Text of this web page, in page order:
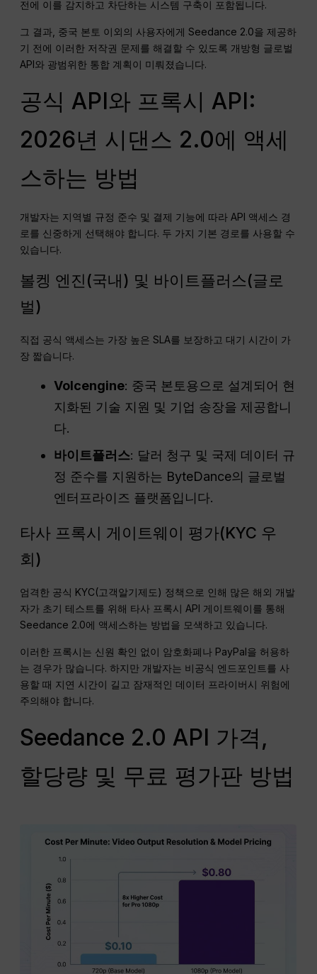
전에 이를 감지하고 차단하는 시스템 구축이 포함됩니다.
그 결과, 중국 본토 이외의 사용자에게 Seedance 2.0을 제공하
기 전에 이러한 저작권 문제를 해결할 수 있도록 개방형 글로벌
API와 광범위한 통합 계획이 미뤄졌습니다.
공식 API와 프록시 API:
2026년 시댄스 2.0에 액세
스하는 방법
개발자는 지역별 규정 준수 및 결제 기능에 따라 API 액세스 경
로를 신중하게 선택해야 합니다. 두 가지 기본 경로를 사용할 수
있습니다.
볼켕 엔진(국내) 및 바이트플러스(글로
벌)
직접 공식 액세스는 가장 높은 SLA를 보장하고 대기 시간이 가
장 짧습니다.
Volcengine: 중국 본토용으로 설계되어 현
지화된 기술 지원 및 기업 송장을 제공합니
다.
바이트플러스: 달러 청구 및 국제 데이터 규
정 준수를 지원하는 ByteDance의 글로벌
엔터프라이즈 플랫폼입니다.
타사 프록시 게이트웨이 평가(KYC 우
회)
엄격한 공식 KYC(고객알기제도) 정책으로 인해 많은 해외 개발
자가 초기 테스트를 위해 타사 프록시 API 게이트웨이를 통해
Seedance 2.0에 액세스하는 방법을 모색하고 있습니다.
이러한 프록시는 신원 확인 없이 암호화폐나 PayPal을 허용하
는 경우가 많습니다. 하지만 개발자는 비공식 엔드포인트를 사
용할 때 지연 시간이 길고 잠재적인 데이터 프라이버시 위험에
주의해야 합니다.
Seedance 2.0 API 가격,
할당량 및 무료 평가판 방법